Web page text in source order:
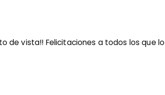
de vista!! Felicitaciones a todos los que lo